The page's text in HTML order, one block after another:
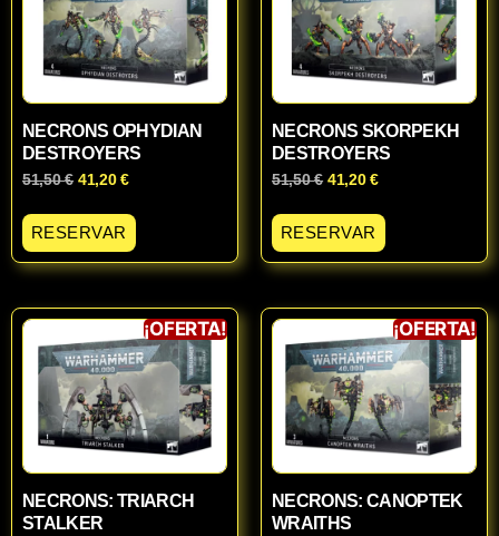
NECRONS OPHYDIAN
DESTROYERS
51,50€ 41,20€
RESERVAR
NECRONS SKORPEKH
DESTROYERS
51,50€ 41,20€
RESERVAR
¡OFERTA!
NECRONS: TRIARCH
STALKER
¡OFERTA!
NECRONS: CANOPTEK
WRAITHS